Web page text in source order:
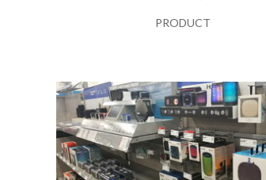
PRODUCT